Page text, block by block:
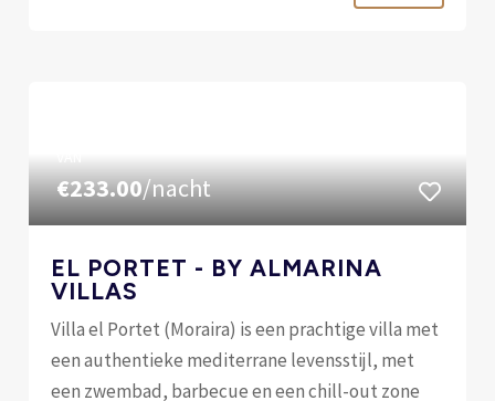
€233.00/nacht
EL PORTET - BY ALMARINA
VILLAS
Villa el Portet (Moraira) is een prachtige villa met
een authentieke mediterrane levensstijl, met
een zwembad, barbecue en een chill-out zone